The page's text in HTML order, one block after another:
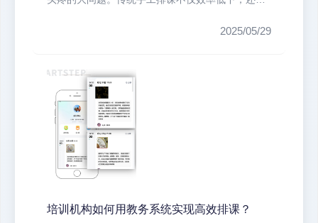
2025/05/29
培训机构如何用教务系统实现高效排课？